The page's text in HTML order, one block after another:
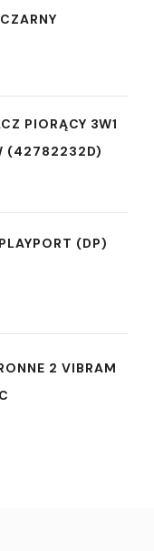
PIORĄCY 3W1
(42782232D)
(DP)
2 VIBRAM